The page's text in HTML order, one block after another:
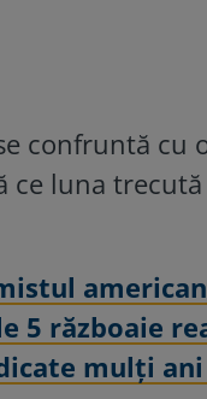
confruntă cu
ce luna
5 războaie
mulţi ani